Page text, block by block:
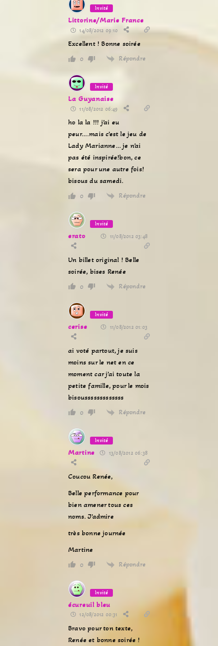
Invité
Littorine/Marie France
14/08/2012 09:10
Excellent ! Bonne soirée
0 Répondre
Invité
La Guyanaise
11/08/2012 06:49
ho la la !!! j’ai eu
peur….mais c’est le jeu de
Lady Marianne… je n’ai
pas été inspirée!bon, ce
sera pour une autre fois!
bisous du samedi.
0 Répondre
Invité
erato 11/08/2012 03:48
Un billet original ! Belle
soirée, bises Renée
0 Répondre
Invité
cerise 11/08/2012 01:03
ai voté partout, je suis
moins sur le net en ce
moment car j’ai toute la
petite famille, pour le mois
bisousssssssssssss
0 Répondre
Invité
Martine 13/08/2012 06:38
Coucou Renée,
Belle performance pour
bien amener tous ces
noms. J’admire
très bonne journée
Martine
0 Répondre
Invité
écureuil bleu
12/08/2012 00:31
Bravo pour ton texte,
Renée et bonne soirée !